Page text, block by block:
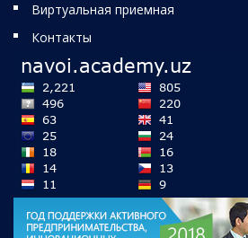
Виртуальная приемная
Контакты